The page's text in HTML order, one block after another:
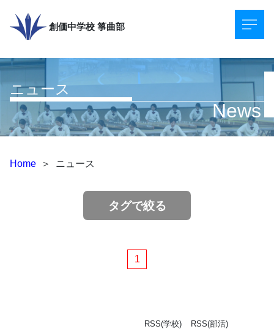
創価中学校 箏曲部
ニュース
News
Home ＞ ニュース
タグで絞る
1
RSS(部活)
RSS(学校)